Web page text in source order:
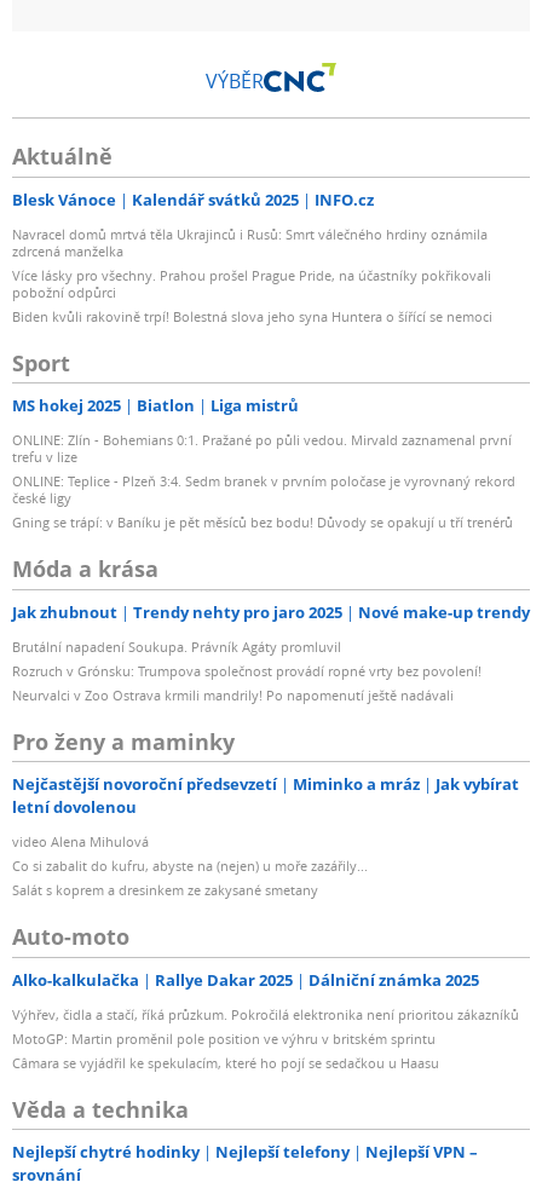
VÝBĚR
Aktuálně
Blesk Vánoce Kalendář svátků 2025 INFO.cz
Navracel domů mrtvá těla Ukrajinců i Rusů: Smrt válečného hrdiny oznámila
zdrcená manželka
Více lásky pro všechny. Prahou prošel Prague Pride, na účastníky pokřikovali
pobožní odpůrci
Biden kvůli rakovině trpí! Bolestná slova jeho syna Huntera o šířící se nemoci
Sport
MS hokej 2025 Biatlon Liga mistrů
ONLINE: Zlín - Bohemians 0:1. Pražané po půli vedou. Mirvald zaznamenal první
trefu v lize
ONLINE: Teplice - Plzeň 3:4. Sedm branek v prvním poločase je vyrovnaný rekord
české ligy
Gning se trápí: v Baníku je pět měsíců bez bodu! Důvody se opakují u tří trenérů
Móda a krása
Jak zhubnout Trendy nehty pro jaro 2025 Nové make-up trendy
Brutální napadení Soukupa. Právník Agáty promluvil
Rozruch v Grónsku: Trumpova společnost provádí ropné vrty bez povolení!
Neurvalci v Zoo Ostrava krmili mandrily! Po napomenutí ještě nadávali
Pro ženy a maminky
Nejčastější novoroční předsevzetí Miminko a mráz
Jak vybírat
letní dovolenou
video Alena Mihulová
Co si zabalit do kufru, abyste na (nejen) u moře zazářily...
Salát s koprem a dresinkem ze zakysané smetany
Auto-moto
Alko-kalkulačka Rallye Dakar 2025 Dálniční známka 2025
Výhřev, čidla a stačí, říká průzkum. Pokročilá elektronika není prioritou zákazníků
MotoGP: Martin proměnil pole position ve výhru v britském sprintu
Câmara se vyjádřil ke spekulacím, které ho pojí se sedačkou u Haasu
Věda a technika
Nejlepší chytré hodinky Nejlepší telefony
Nejlepší VPN –
srovnání